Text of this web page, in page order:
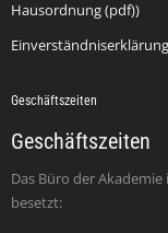
Hausordnung (pdf))
Geschäftszeiten
Geschäftszeiten
Das Büro der
besetzt: